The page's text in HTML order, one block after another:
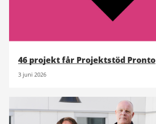
46 projekt får Projektstöd Pronto
3 juni 2026